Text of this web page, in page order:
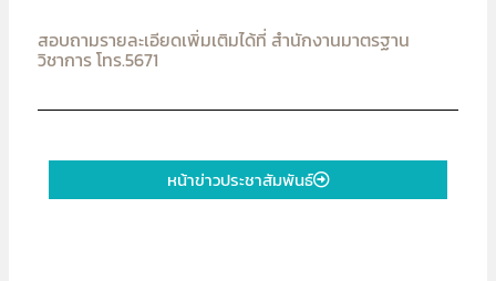
สอบถามรายละเอียดเพิ่มเติมได้ที่ สำนักงานมาตรฐาน
วิชาการ โทร.5671
หน้าข่าวประชาสัมพันธ์